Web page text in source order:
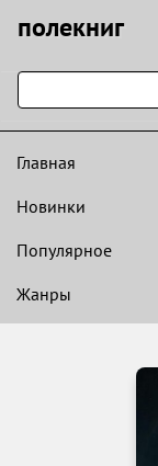
полекниг
Главная
Новинки
Популярное
Жанры